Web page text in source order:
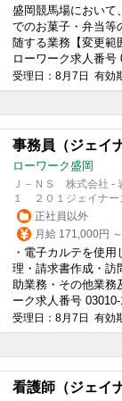
盛岡競馬場において
でのお菓子・弁当等
随する業務【変更
ローワーク求人番号
受理日：8月7日 有効
事務員（ジェイ
ローワーク盛岡
Ｊ－ＮＳ 株式会社 -
１ ２０１ジェイナー
正社員以外
月給 171,000円
・電子カルテを使
理・請求書作成・訪
助業務・その他業務
ーク求人番号 03010-
受理日：8月7日 有効
看護師（ジェイ